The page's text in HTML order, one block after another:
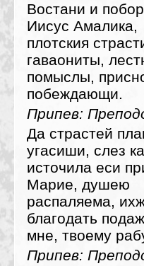
Востани и
Иисус Амалика,
плотския
гаваониты,
помыслы,
побеждающи.
Припев:
Да страстей
угасиши, слез
источила еси
Марие, душею
распаляема,
благодать
мне, твоему
Припев: